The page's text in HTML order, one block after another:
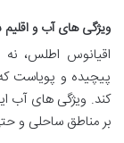
ویژگی های آب و
اقیانوس اطلس،
پیچیده و پویاست
کند. ویژگی های آب
بر مناطق ساحلی و